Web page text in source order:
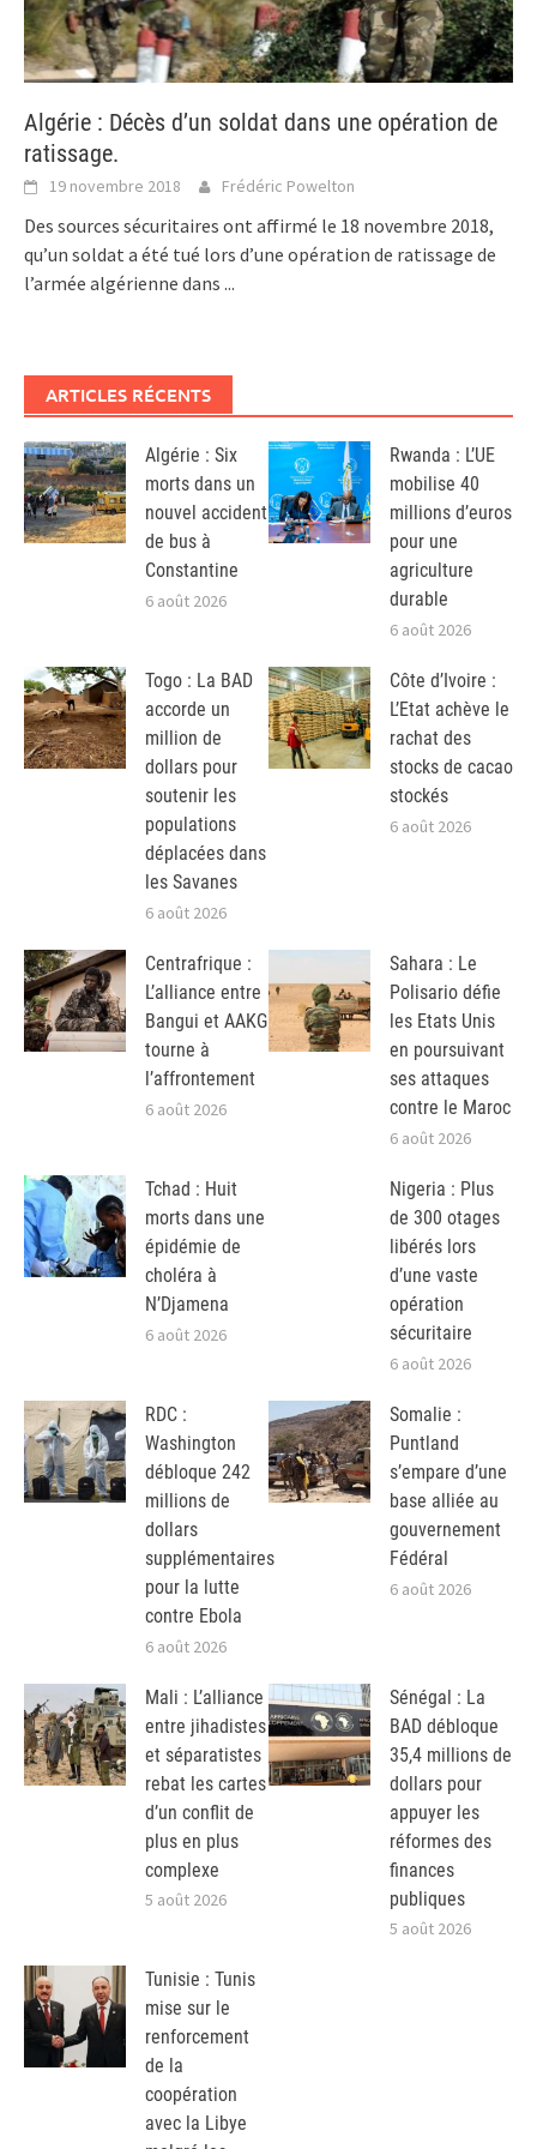
Algérie : Décès d’un soldat dans une opération de
ratissage.
19 novembre 2018 Frédéric Powelton
Des sources sécuritaires ont affirmé le 18 novembre 2018,
qu’un soldat a été tué lors d’une opération de ratissage de
l’armée algérienne dans ...
ARTICLES RÉCENTS
Algérie : Six
morts dans un
nouvel accident
de bus à
Constantine
6 août 2026
Rwanda : L’UE
mobilise 40
millions d’euros
pour une
agriculture
durable
6 août 2026
Togo : La BAD
accorde un
million de
dollars pour
soutenir les
populations
déplacées dans
les Savanes
6 août 2026
Côte d’Ivoire :
L’Etat achève le
rachat des
stocks de cacao
stockés
6 août 2026
Centrafrique :
L’alliance entre
Bangui et AAKG
tourne à
l’affrontement
6 août 2026
Sahara : Le
Polisario défie
les Etats Unis
en poursuivant
ses attaques
contre le Maroc
6 août 2026
Tchad : Huit
morts dans une
épidémie de
choléra à
N’Djamena
6 août 2026
Nigeria : Plus
de 300 otages
libérés lors
d’une vaste
opération
sécuritaire
6 août 2026
RDC :
Washington
débloque 242
millions de
dollars
supplémentaires
pour la lutte
contre Ebola
6 août 2026
Somalie :
Puntland
s’empare d’une
base alliée au
gouvernement
Fédéral
6 août 2026
Mali : L’alliance
entre jihadistes
et séparatistes
rebat les cartes
d’un conflit de
plus en plus
complexe
5 août 2026
Sénégal : La
BAD débloque
35,4 millions de
dollars pour
appuyer les
réformes des
finances
publiques
5 août 2026
Tunisie : Tunis
mise sur le
renforcement
de la
coopération
avec la Libye